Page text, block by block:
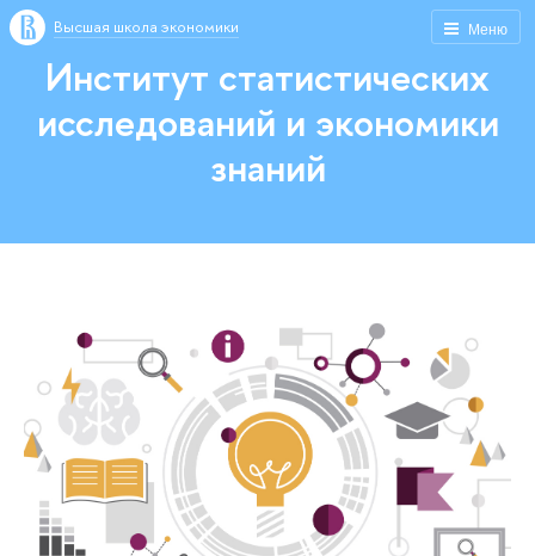
Меню
Высшая школа экономики
Институт статистических
исследований и экономики
знаний